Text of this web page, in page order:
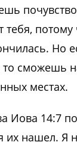
тебя, потому
Но
сможешь
местах.
Иова 14:7
их нашел. Я